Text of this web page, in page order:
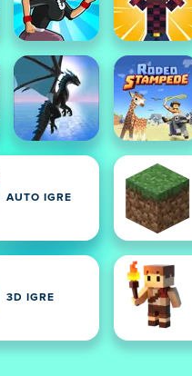
AUTO IGRE
3D IGRE